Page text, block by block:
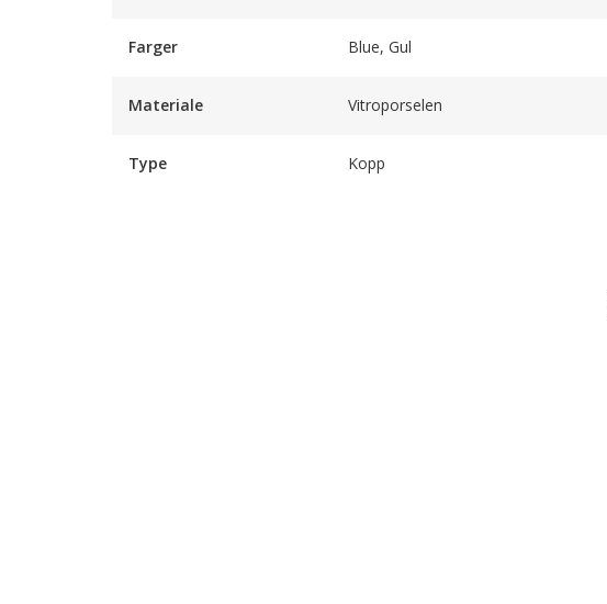
Farger Blue, Gul
Materiale Vitroporselen
Type Kopp